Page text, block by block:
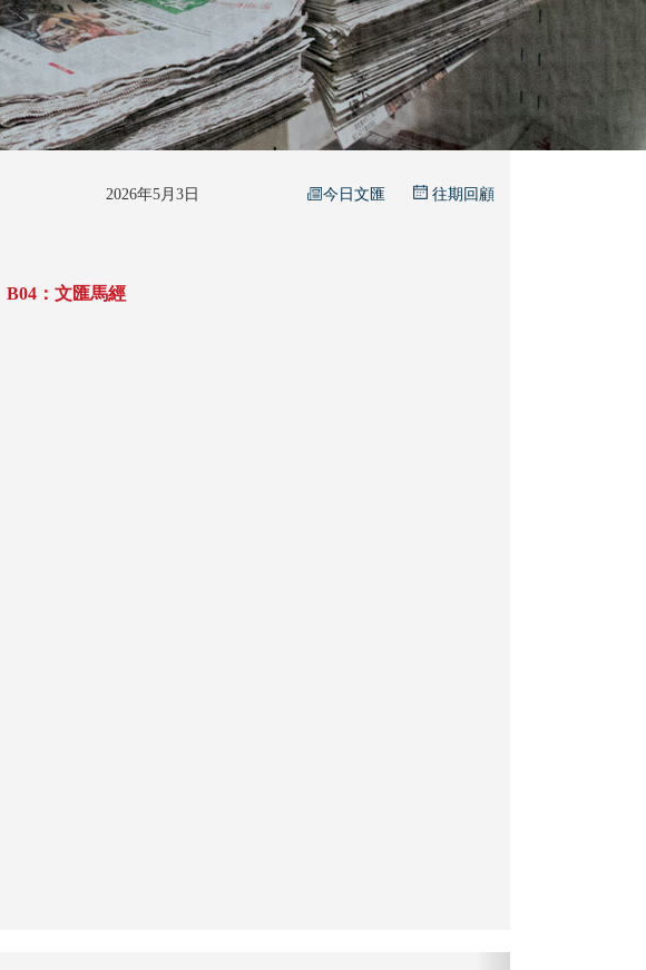
報 2026年5月3日 今日文匯 往期回顧
B04：文匯馬經